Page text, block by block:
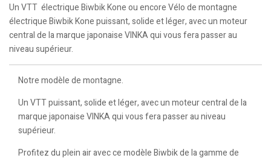
Un VTT électrique Biwbik Kone ou encore Vélo de montagne
électrique Biwbik Kone puissant, solide et léger, avec un moteur
central de la marque japonaise VINKA qui vous fera passer au
niveau supérieur.
Notre modèle de montagne.
Un VTT puissant, solide et léger, avec un moteur central de la
marque japonaise VINKA qui vous fera passer au niveau
supérieur.
Profitez du plein air avec ce modèle Biwbik de la gamme de